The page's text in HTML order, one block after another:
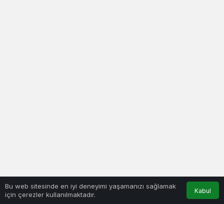
Bu web sitesinde en iyi deneyimi yaşamanızı sağlamak
için çerezler kullanılmaktadır.
Kabul